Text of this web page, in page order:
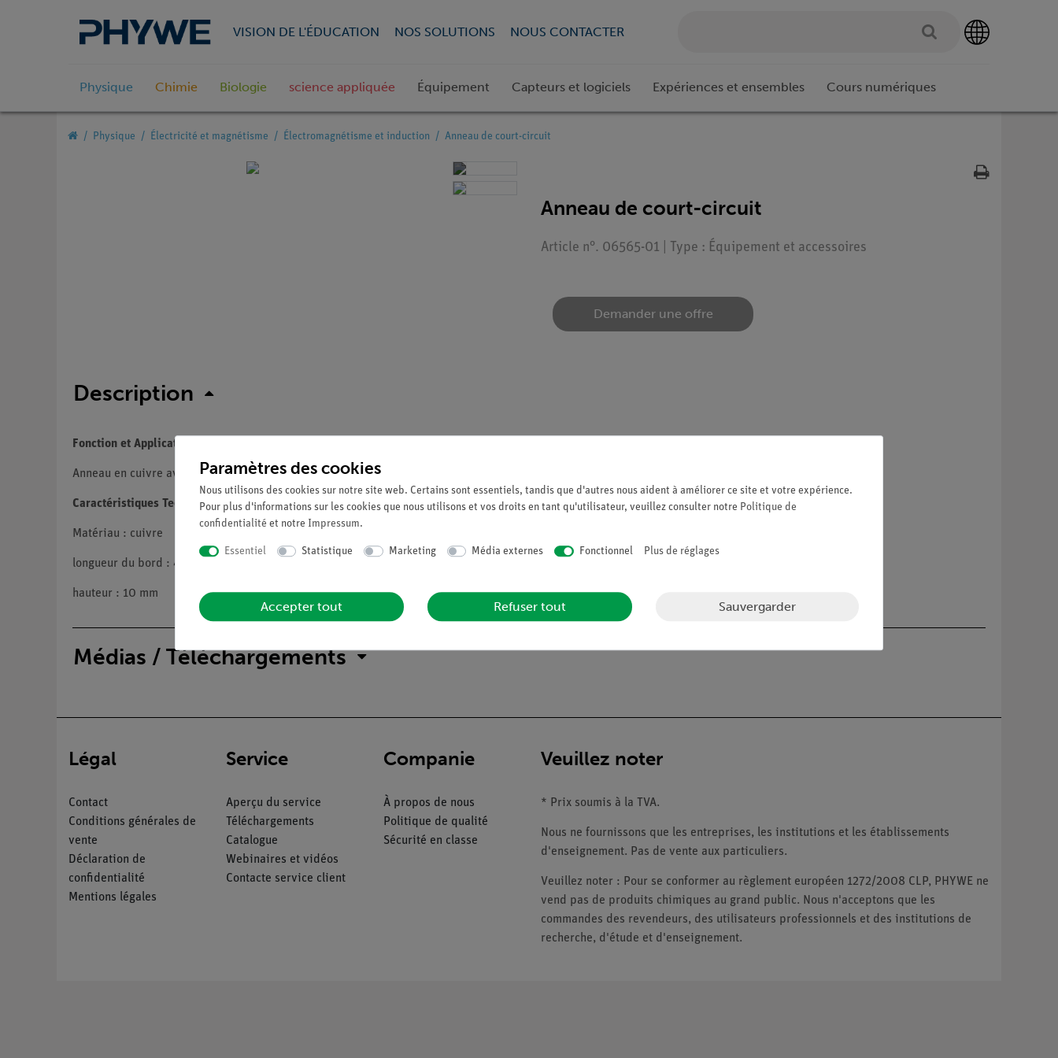
VISION DE L'ÉDUCATION NOS SOLUTIONS NOUS CONTACTER
Physique Chimie Biologie science appliquée Équipement Capteurs et logiciels Expériences et ensembles Cours numériques
Physique Électricité et magnétisme Électromagnétisme et induction Anneau de court-circuit
Anneau de court-circuit
Article n°. 06565-01 | Type : Équipement et accessoires
Demander une offre
Description
Fonction et Applications
Anneau en cuivre avec fente. Convient aux noyaux de fer de 30 x 30 mm² de section.
Caractéristiques Techniques
Matériau : cuivre
longueur du bord : 43 mm
hauteur : 10 mm
Médias / Téléchargements
Légal
Contact
Conditions générales de
vente
Déclaration de
confidentialité
Mentions légales
Service
Aperçu du service
Téléchargements
Catalogue
Webinaires et vidéos
Contacte service client
Companie
À propos de nous
Politique de qualité
Sécurité en classe
Veuillez noter
* Prix soumis à la TVA.
Nous ne fournissons que les entreprises, les institutions et les établissements
d'enseignement. Pas de vente aux particuliers.
Veuillez noter : Pour se conformer au règlement européen 1272/2008 CLP, PHYWE ne
vend pas de produits chimiques au grand public. Nous n'acceptons que les
commandes des revendeurs, des utilisateurs professionnels et des institutions de
recherche, d'étude et d'enseignement.
Paramètres des cookies
Nous utilisons des cookies sur notre site web. Certains sont essentiels, tandis que d'autres nous aident à améliorer ce site et votre expérience.
Pour plus d'informations sur les cookies que nous utilisons et vos droits en tant qu'utilisateur, veuillez consulter notre Politique de
confidentialité et notre Impressum.
Essentiel Statistique Marketing Média externes Fonctionnel Plus de réglages
Accepter tout Refuser tout Sauvergarder